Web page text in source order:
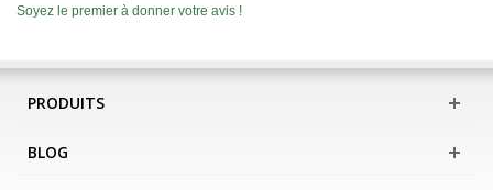
Soyez le premier à donner votre avis !
PRODUITS
BLOG